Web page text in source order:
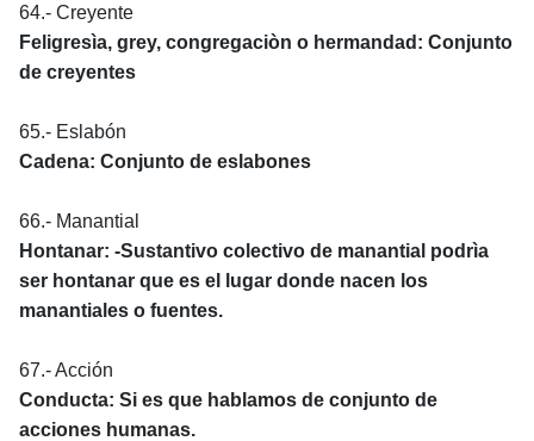
64.- Creyente
Feligresìa, grey, congregaciòn o hermandad: Conjunto
de creyentes
65.- Eslabón
Cadena: Conjunto de eslabones
66.- Manantial
Hontanar: -Sustantivo colectivo de manantial podrìa
ser hontanar que es el lugar donde nacen los
manantiales o fuentes.
67.- Acción
Conducta: Si es que hablamos de conjunto de
acciones humanas.